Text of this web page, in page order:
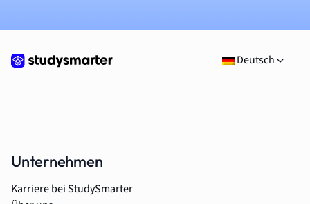
Deutsch
Unternehmen
Karriere bei StudySmarter